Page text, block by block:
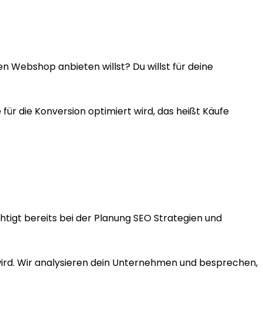
Webshop anbieten willst? Du willst für deine
die Konversion optimiert wird, das heißt Käufe
bereits bei der Planung SEO Strategien und
Wir analysieren dein Unternehmen und besprechen,